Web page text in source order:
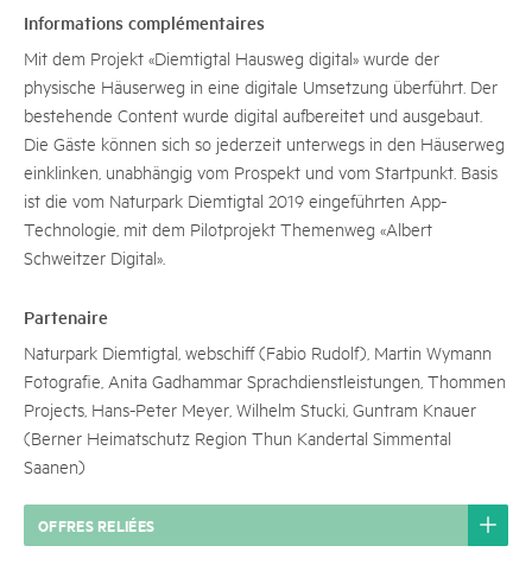
Informations complémentaires
Mit dem Projekt «Diemtigtal Hausweg digital» wurde der
physische Häuserweg in eine digitale Umsetzung überführt. Der
bestehende Content wurde digital aufbereitet und ausgebaut.
Die Gäste können sich so jederzeit unterwegs in den Häuserweg
einklinken, unabhängig vom Prospekt und vom Startpunkt. Basis
ist die vom Naturpark Diemtigtal 2019 eingeführten App-
Technologie, mit dem Pilotprojekt Themenweg «Albert
Schweitzer Digital».
Partenaire
Naturpark Diemtigtal, webschiff (Fabio Rudolf), Martin Wymann
Fotografie, Anita Gadhammar Sprachdienstleistungen, Thommen
Projects, Hans-Peter Meyer, Wilhelm Stucki, Guntram Knauer
(Berner Heimatschutz Region Thun Kandertal Simmental
Saanen)
OFFRES RELIÉES